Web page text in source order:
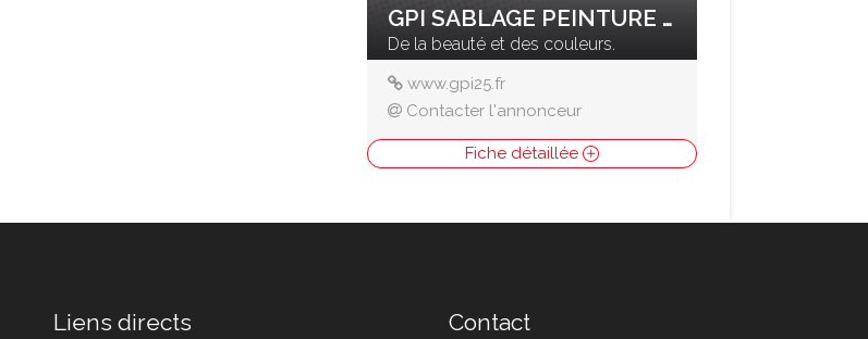
GPI SABLAGE PEINTURE INDUSTRIELLE
De la beauté et des couleurs.
www.gpi25.fr
Contacter l'annonceur
Fiche détaillée
Liens directs Contact